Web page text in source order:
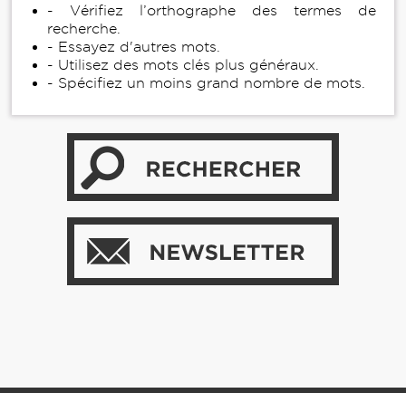
- Vérifiez l’orthographe des termes de
recherche.
- Essayez d'autres mots.
- Utilisez des mots clés plus généraux.
- Spécifiez un moins grand nombre de mots.